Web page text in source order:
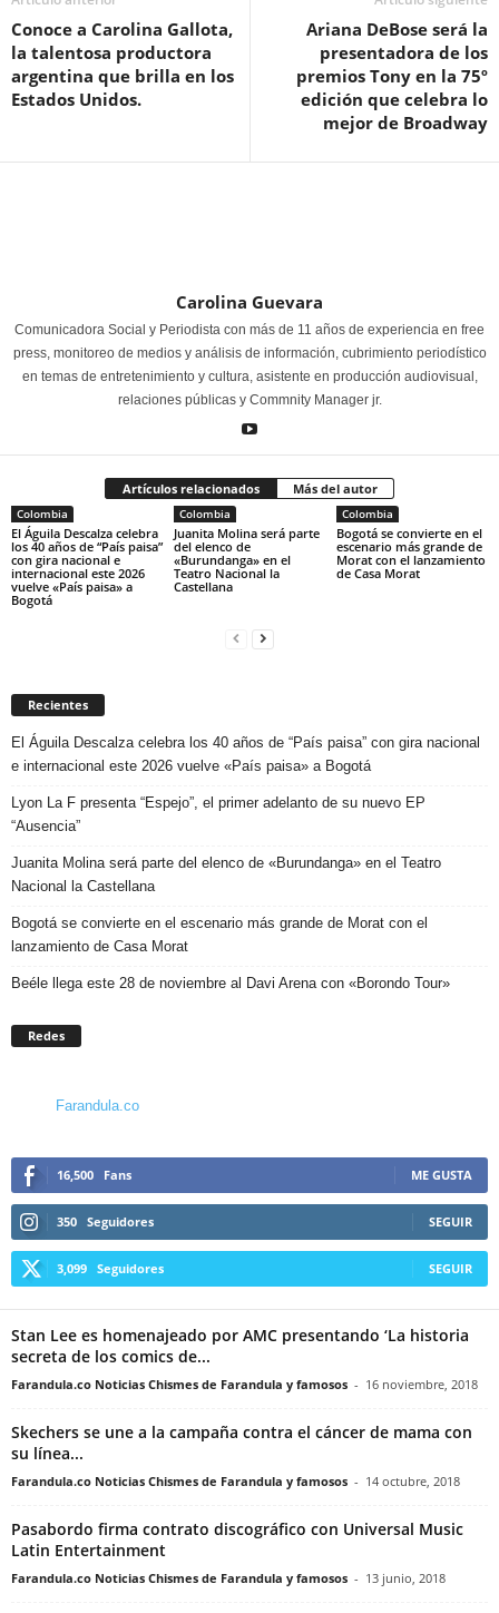
Conoce a Carolina Gallota,
la talentosa productora
argentina que brilla en los
Estados Unidos.
Ariana DeBose será la
presentadora de los
premios Tony en la 75º
edición que celebra lo
mejor de Broadway
Carolina Guevara
Comunicadora Social y Periodista con más de 11 años de experiencia en free
press, monitoreo de medios y análisis de información, cubrimiento periodístico
en temas de entretenimiento y cultura, asistente en producción audiovisual,
relaciones públicas y Commnity Manager jr.
Artículos relacionados Más del autor
Colombia
El Águila Descalza celebra
los 40 años de “País paisa”
con gira nacional e
internacional este 2026
vuelve «País paisa» a
Bogotá
Colombia
Juanita Molina será parte
del elenco de
«Burundanga» en el
Teatro Nacional la
Castellana
Colombia
Bogotá se convierte en el
escenario más grande de
Morat con el lanzamiento
de Casa Morat
Recientes
El Águila Descalza celebra los 40 años de “País paisa” con gira nacional
e internacional este 2026 vuelve «País paisa» a Bogotá
Lyon La F presenta “Espejo”, el primer adelanto de su nuevo EP
“Ausencia”
Juanita Molina será parte del elenco de «Burundanga» en el Teatro
Nacional la Castellana
Bogotá se convierte en el escenario más grande de Morat con el
lanzamiento de Casa Morat
Beéle llega este 28 de noviembre al Davi Arena con «Borondo Tour»
Redes
Farandula.co
16,500 Fans ME GUSTA
350 Seguidores SEGUIR
3,099 Seguidores SEGUIR
Stan Lee es homenajeado por AMC presentando ‘La historia
secreta de los comics de...
Farandula.co Noticias Chismes de Farandula y famosos - 16 noviembre, 2018
Skechers se une a la campaña contra el cáncer de mama con
su línea...
Farandula.co Noticias Chismes de Farandula y famosos - 14 octubre, 2018
Pasabordo firma contrato discográfico con Universal Music
Latin Entertainment
Farandula.co Noticias Chismes de Farandula y famosos - 13 junio, 2018